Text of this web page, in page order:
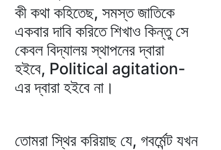
কী কথা কহিতেছ, সমস্ত জাতিকে
একবার দাবি করিতে শিখাও কিন্তু সে
কেবল বিদ্যালয় স্থাপনের দ্বারা
হইবে, Political agitation-
এর দ্বারা হইবে না।
তোমরা স্থির করিয়াছ যে, গবর্মেন্ট যখন